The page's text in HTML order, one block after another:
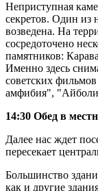
Неприступная
секретов. Один из
возведена. На
сосредоточено
памятников:
Именно здесь
советских
амфибия",
14:30 Обед в
Далее нас ждет
пересекает
Большинство
как и другие